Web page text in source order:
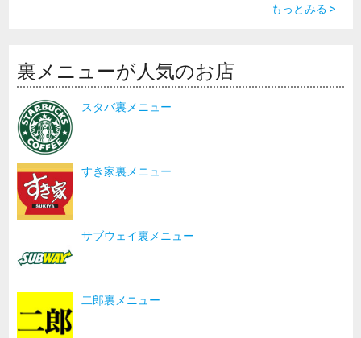
もっとみる >
裏メニューが人気のお店
スタバ裏メニュー
すき家裏メニュー
サブウェイ裏メニュー
二郎裏メニュー